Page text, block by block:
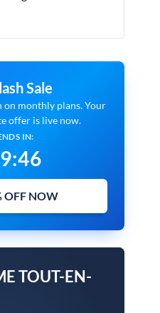
Sale
monthly plans. Your
offer is live now.
IN:
:45
OFF NOW
TOUT-EN-